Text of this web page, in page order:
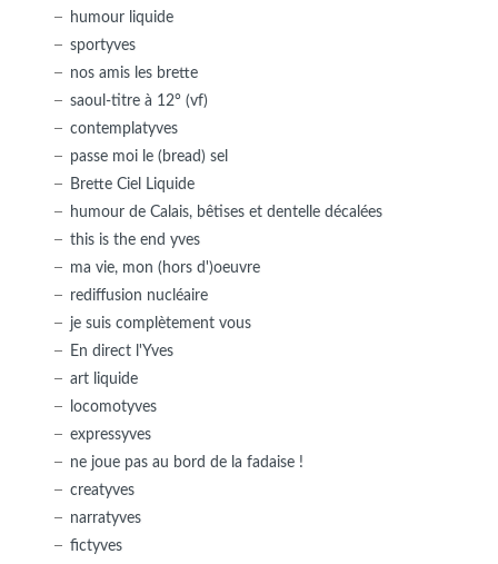
humour liquide
sportyves
nos amis les brette
saoul-titre à 12° (vf)
contemplatyves
passe moi le (bread) sel
Brette Ciel Liquide
humour de Calais, bêtises et dentelle décalées
this is the end yves
ma vie, mon (hors d')oeuvre
rediffusion nucléaire
je suis complètement vous
En direct l'Yves
art liquide
locomotyves
expressyves
ne joue pas au bord de la fadaise !
creatyves
narratyves
fictyves